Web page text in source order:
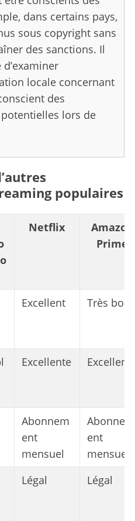
dans certains pays,
sous copyright sans
des sanctions. Il
locale concernant
des
lors de
populaires
Netflix
Amazon
Prime
Excellent Très bon
Excellente
Abonnem
ent
mensuel
Abonnem
ent
mensuel
Légal Légal